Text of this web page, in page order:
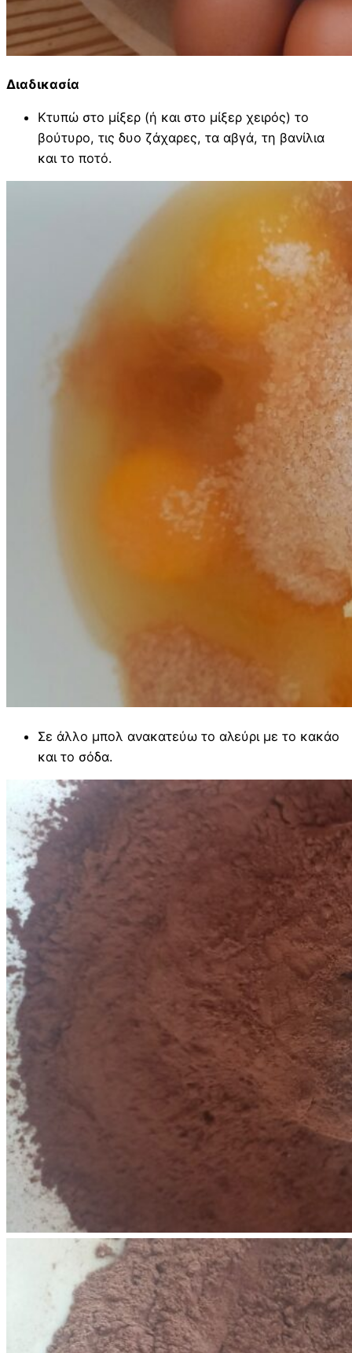
Διαδικασία
Κτυπώ στο μίξερ (ή και στο μίξερ χειρός) το
βούτυρο, τις δυο ζάχαρες, τα αβγά, τη βανίλια
και το ποτό.
Σε άλλο μπολ ανακατεύω το αλεύρι με το κακάο
και το σόδα.